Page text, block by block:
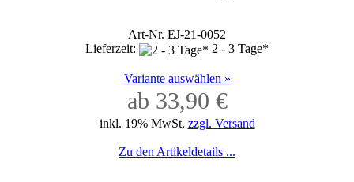
Art-Nr. EJ-21-0052
Lieferzeit:
2 - 3 Tage*
Variante auswählen »
ab 33,90 €
inkl. 19% MwSt, zzgl. Versand
Zu den Artikeldetails ...